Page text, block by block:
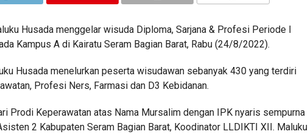
Husada menggelar wisuda Diploma, Sarjana & Profesi Periode I
Kampus A di Kairatu Seram Bagian Barat, Rabu (24/8/2022).
Husada menelurkan peserta wisudawan sebanyak 430 yang terdiri
Profesi Ners, Farmasi dan D3 Kebidanan.
Prodi Keperawatan atas Nama Mursalim dengan IPK nyaris sempurna
2 Kabupaten Seram Bagian Barat, Koodinator LLDIKTI XII. Maluku